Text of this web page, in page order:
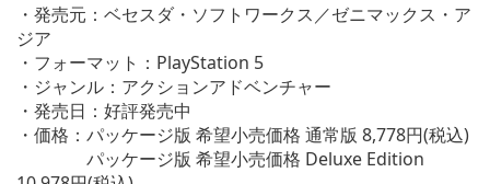
・発売元：ベセスダ・ソフトワークス／ゼニマックス・ア
ジア
・フォーマット：PlayStation 5
・ジャンル：アクションアドベンチャー
・発売日：好評発売中
・価格：パッケージ版 希望小売価格 通常版 8,778円(税込)
パッケージ版 希望小売価格 Deluxe Edition